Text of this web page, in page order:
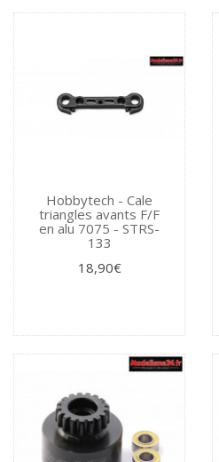
Hobbytech - Cale
triangles avants F/F
en alu 7075 - STRS-
133
18,90€